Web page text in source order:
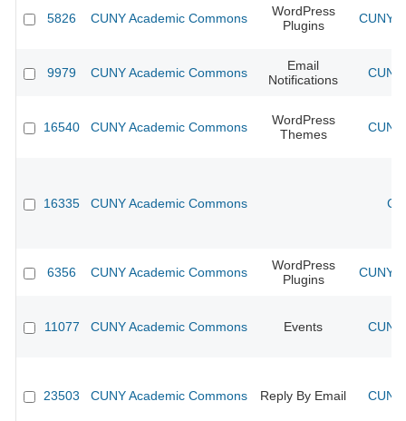
5826 CUNY Academic Commons
WordPress
Plugins
CUNY
9979 CUNY Academic Commons
Email
Notifications
16540 CUNY Academic Commons
WordPress
Themes
16335 CUNY Academic Commons
6356 CUNY Academic Commons
WordPress
Plugins
CUNY
11077 CUNY Academic Commons Events
23503 CUNY Academic Commons Reply By Email